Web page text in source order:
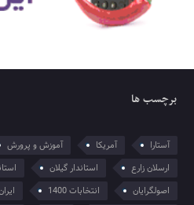
برچسب ها
آستارا آمریکا آموزش و پرورش
ارسلان زارع
استاندار گیلان
اصولگرایان
انتخابات 1400